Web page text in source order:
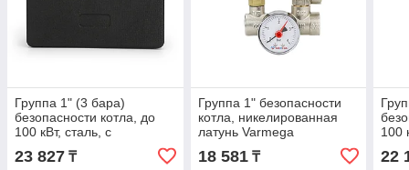
Группа 1" (3 бара)
безопасности котла, до
100 кВт, сталь, с
термоизоляцией
23 827 ₸
Группа 1" безопасности
котла, никелированная
латунь Varmega
18 581₸
100
22